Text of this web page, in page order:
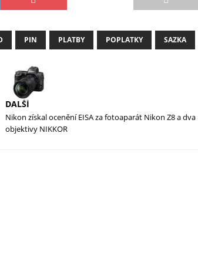
PIN PLATBY POPLATKY SAZKA
DALŠÍ
Nikon získal ocenění EISA za fotoaparát Nikon Z8 a dva
objektivy NIKKOR